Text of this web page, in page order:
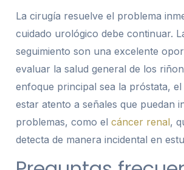
La cirugía resuelve el problema
cuidado urológico debe continuar.
seguimiento son una excelente
evaluar la salud general de los
enfoque principal sea la próstata,
estar atento a señales que puedan
problemas, como el cáncer renal,
detecta de manera incidental en